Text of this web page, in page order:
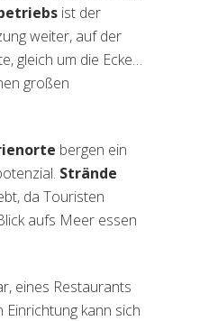
ist der
weiter, auf der
gleich um die Ecke…
großen
bergen ein
Strände
da Touristen
aufs Meer essen
eines Restaurants
kann sich